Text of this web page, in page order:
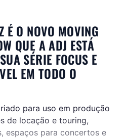
É O NOVO MOVING
QUE A ADJ ESTÁ
SÉRIE FOCUS E
EM TODO O
para uso em produção
de locação e touring,
espaços para concertos e